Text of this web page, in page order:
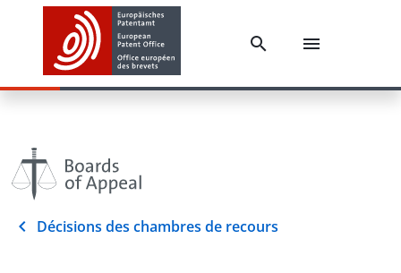
Décisions des chambres de recours